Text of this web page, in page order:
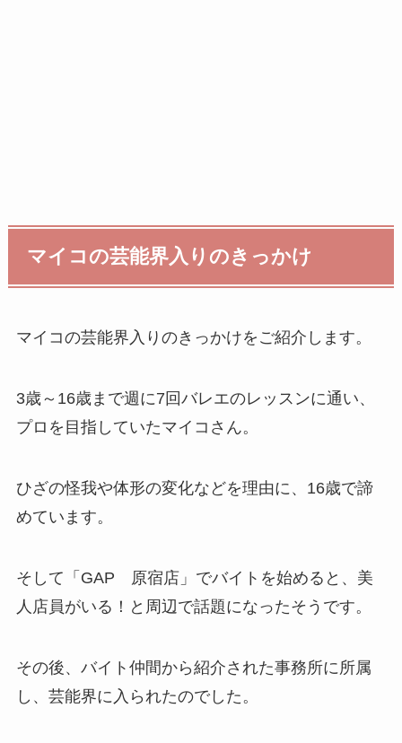
マイコの芸能界入りのきっかけ
マイコの芸能界入りのきっかけをご紹介します。
3歳～16歳まで週に7回バレエのレッスンに通い、
プロを目指していたマイコさん。
ひざの怪我や体形の変化などを理由に、16歳で諦
めています。
そして「GAP 原宿店」でバイトを始めると、美
人店員がいる！と周辺で話題になったそうです。
その後、バイト仲間から紹介された事務所に所属
し、芸能界に入られたのでした。